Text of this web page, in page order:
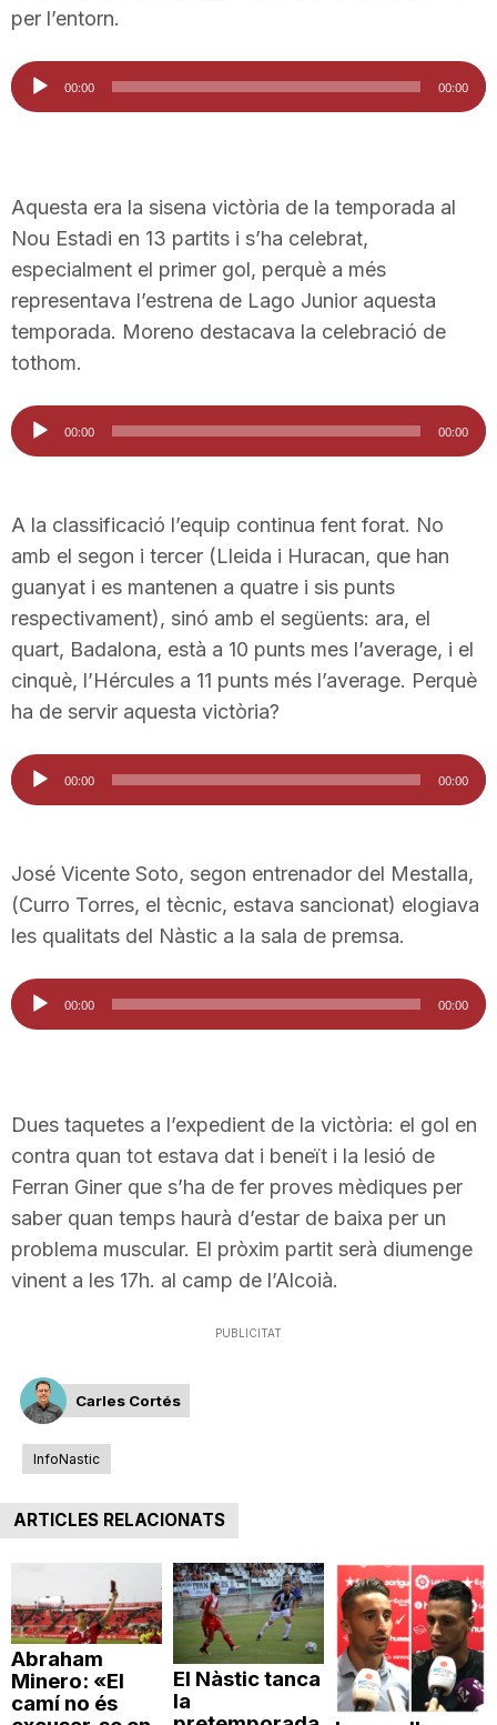
g
a
per l’entorn.
Reproductor
d'àudio
00:00 00:00
Aquesta era la sisena victòria de la temporada al
Nou Estadi en 13 partits i s’ha celebrat,
especialment el primer gol, perquè a més
representava l’estrena de Lago Junior aquesta
temporada. Moreno destacava la celebració de
tothom.
Reproductor
d'àudio
00:00 00:00
A la classificació l’equip continua fent forat. No
amb el segon i tercer (Lleida i Huracan, que han
guanyat i es mantenen a quatre i sis punts
respectivament), sinó amb el següents: ara, el
quart, Badalona, està a 10 punts mes l’average, i el
cinquè, l’Hércules a 11 punts més l’average. Perquè
ha de servir aquesta victòria?
Reproductor
d'àudio
00:00 00:00
José Vicente Soto, segon entrenador del Mestalla,
(Curro Torres, el tècnic, estava sancionat) elogiava
les qualitats del Nàstic a la sala de premsa.
Reproductor
d'àudio
00:00 00:00
Dues taquetes a l’expedient de la victòria: el gol en
contra quan tot estava dat i beneït i la lesió de
Ferran Giner que s’ha de fer proves mèdiques per
saber quan temps haurà d’estar de baixa per un
problema muscular. El pròxim partit serà diumenge
vinent a les 17h. al camp de l’Alcoià.
PUBLICITAT
Carles Cortés
InfoNastic
ARTICLES RELACIONATS
Abraham
Minero: «El
camí no és
El Nàstic tanca
la